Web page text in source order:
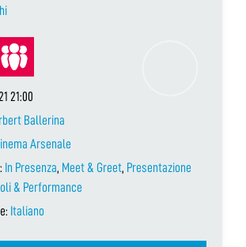
21:00
Ballerina
Arsenale
In Presenza, Meet & Greet, Presentazione
& Performance
Italiano